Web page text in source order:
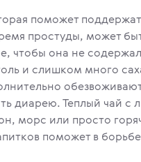
поможет
простуды, может
чтобы она не
и слишком много
диарею. Теплый чай с
морс или просто
поможет в